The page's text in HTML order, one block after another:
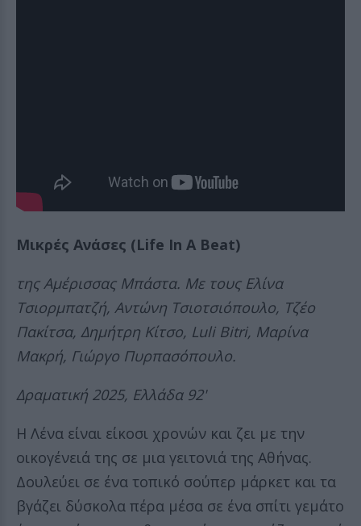
Μικρές Ανάσες (Life In A Beat)
της Αμέρισσας Μπάστα. Με τους Ελίνα
Τσιορμπατζή, Αντώνη Τσιοτσιόπουλο, Τζέο
Πακίτσα, Δημήτρη Κίτσο, Luli Bitri, Μαρίνα
Μακρή, Γιώργο Πυρπασόπουλο.
Δραματική 2025, Ελλάδα 92'
Η Λένα είναι είκοσι χρονών και ζει με την
οικογένειά της σε μια γειτονιά της Αθήνας.
Δουλεύει σε ένα τοπικό σούπερ μάρκετ και τα
βγάζει δύσκολα πέρα μέσα σε ένα σπίτι γεμάτο